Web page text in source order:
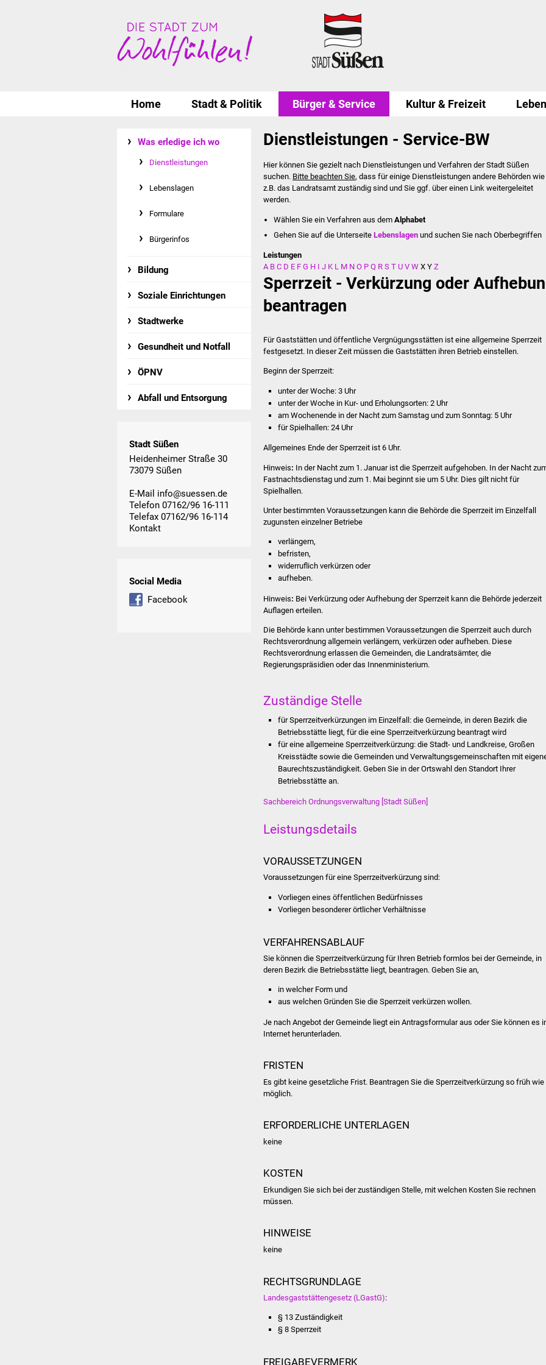
Home Stadt & Politik Bürger & Service Kultur & Freizeit
Was erledige ich wo
Dienstleistungen
Lebenslagen
Formulare
Bürgerinfos
Bildung
Soziale Einrichtungen
Stadtwerke
Gesundheit und Notfall
ÖPNV
Abfall und Entsorgung
Stadt Süßen
Heidenheimer Straße 30
73079 Süßen
E-Mail info@suessen.de
Telefon 07162/96 16-111
Telefax 07162/96 16-114
Kontakt
Social Media
Facebook
Dienstleistungen - Service-BW
Hier können Sie gezielt nach Dienstleistungen und Verfahren der Stadt Süßen
suchen. Bitte beachten Sie, dass für einige Dienstleistungen andere Behörden wie
z.B. das Landratsamt zuständig sind und Sie ggf. über einen Link weitergeleitet
werden.
Wählen Sie ein Verfahren aus dem Alphabet
Gehen Sie auf die UnterseiteLebenslagen und suchen Sie nach Oberbegriffen
Leistungen
A B C D E F G H I J K L M N O P Q R S T U V W X Y Z
Sperrzeit - Verkürzung oder
beantragen
Für Gaststätten und öffentliche Vergnügungsstätten ist eine allgemeine Sperrzeit
festgesetzt. In dieser Zeit müssen die Gaststätten ihren Betrieb einstellen.
Beginn der Sperrzeit:
unter der Woche: 3 Uhr
unter der Woche in Kur- und Erholungsorten: 2 Uhr
am Wochenende in der Nacht zum Samstag und zum Sonntag: 5 Uhr
für Spielhallen: 24 Uhr
Allgemeines Ende der Sperrzeit ist 6 Uhr.
Hinweis: In der Nacht zum 1. Januar ist die Sperrzeit aufgehoben. In der Nacht
Fastnachtsdienstag und zum 1. Mai beginnt sie um 5 Uhr. Dies gilt nicht für
Spielhallen.
Unter bestimmten Voraussetzungen kann die Behörde die Sperrzeit im Einzelfall
zugunsten einzelner Betriebe
verlängern,
befristen,
widerruflich verkürzen oder
aufheben.
Hinweis: Bei Verkürzung oder Aufhebung der Sperrzeit kann die Behörde jederzeit
Auflagen erteilen.
Die Behörde kann unter bestimmen Voraussetzungen die Sperrzeit auch durch
Rechtsverordnung allgemein verlängern, verkürzen oder aufheben. Diese
Rechtsverordnung erlassen die Gemeinden, die Landratsämter, die
Regierungspräsidien oder das Innenministerium.
Zuständige Stelle
für Sperrzeitverkürzungen im Einzelfall: die Gemeinde, in deren Bezirk die
Betriebsstätte liegt, für die eine Sperrzeitverkürzung beantragt wird
für eine allgemeine Sperrzeitverkürzung: die Stadt- und Landkreise, Großen
Kreisstädte sowie die Gemeinden und Verwaltungsgemeinschaften mit
Baurechtszuständigkeit. Geben Sie in der Ortswahl den Standort Ihrer
Betriebsstätte an.
Sachbereich Ordnungsverwaltung [Stadt Süßen]
Leistungsdetails
VORAUSSETZUNGEN
Voraussetzungen für eine Sperrzeitverkürzung sind:
Vorliegen eines öffentlichen Bedürfnisses
Vorliegen besonderer örtlicher Verhältnisse
VERFAHRENSABLAUF
Sie können die Sperrzeitverkürzung für Ihren Betrieb formlos bei der Gemeinde, in
deren Bezirk die Betriebsstätte liegt, beantragen. Geben Sie an,
in welcher Form und
aus welchen Gründen Sie die Sperrzeit verkürzen wollen.
Je nach Angebot der Gemeinde liegt ein Antragsformular aus oder Sie können es
Internet herunterladen.
FRISTEN
Es gibt keine gesetzliche Frist. Beantragen Sie die Sperrzeitverkürzung so früh wie
möglich.
ERFORDERLICHE UNTERLAGEN
keine
KOSTEN
Erkundigen Sie sich bei der zuständigen Stelle, mit welchen Kosten Sie rechnen
müssen.
HINWEISE
keine
RECHTSGRUNDLAGE
Landesgaststättengesetz (LGastG):
§ 13 Zuständigkeit
§ 8 Sperrzeit
FREIGABEVERMERK